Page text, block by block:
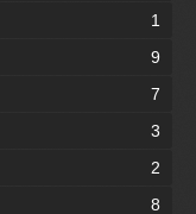
1
9
7
3
2
8